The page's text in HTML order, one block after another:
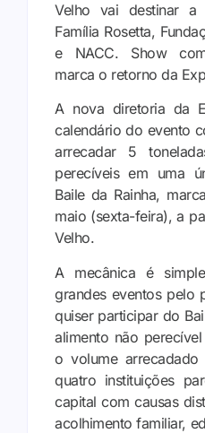
Velho vai destinar a
Família Rosetta,
e NACC. Show
marca o retorno da
A nova diretoria da
calendário do evento
arrecadar 5
perecíveis em uma
Baile da Rainha,
maio (sexta-feira), a
Velho.
A mecânica é
grandes eventos pelo
quiser participar do
alimento não
o volume
quatro instituições
capital com causas
acolhimento familiar,